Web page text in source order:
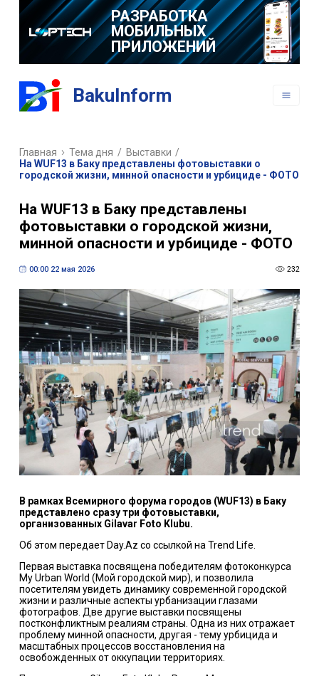
РАЗРАБОТКА
МОБИЛЬНЫХ
ПРИЛОЖЕНИЙ
BakuInform
Главная Тема дня / Выставки /
На WUF13 в Баку представлены фотовыставки о
городской жизни, минной опасности и урбициде - ФОТО
На WUF13 в Баку представлены
фотовыставки о городской жизни,
минной опасности и урбициде - ФОТО
00:00 22 мая 2026 232
В рамках Всемирного форума городов (WUF13) в Баку
представлено сразу три фотовыставки,
организованных Gilavar Foto Klubu.
Об этом передает Day.Az со ссылкой на Trend Life.
Первая выставка посвящена победителям фотоконкурса
My Urban World (Мой городской мир), и позволила
посетителям увидеть динамику современной городской
жизни и различные аспекты урбанизации глазами
фотографов. Две другие выставки посвящены
постконфликтным реалиям страны. Одна из них отражает
проблему минной опасности, другая - тему урбицидa и
масштабных процессов восстановления на
освобожденных от оккупации территориях.